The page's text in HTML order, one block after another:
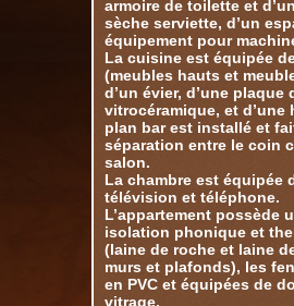
armoire de toilette et
sèche serviette, d’un
équipement pour
La cuisine est équipée
(meubles hauts et
d’un évier, d’une plaque
vitrocéramique, et d’une
plan bar est installé et
séparation entre le coin
salon.
La chambre est équipée
télévision et téléphone.
L’appartement possède
isolation phonique et
(laine de roche et laine
murs et plafonds), les
en PVC et équipées de
vitrage.